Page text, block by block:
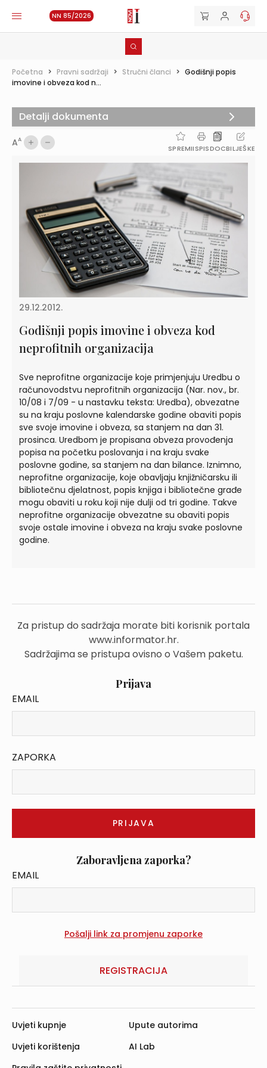
NN 85/2026
Početna > Pravni sadržaji > Stručni članci > Godišnji popis
imovine i obveza kod n...
AA
SPREMIISPISDOCBILJEŠKE
29.12.2012.
Godišnji popis imovine i obveza kod
neprofitnih organizacija
Sve neprofitne organizacije koje primjenjuju Uredbu o
računovodstvu neprofitnih organizacija (Nar. nov., br.
10/08 i 7/09 - u nastavku teksta: Uredba), obvezatne
su na kraju poslovne kalendarske godine obaviti popis
sve svoje imovine i obveza, sa stanjem na dan 31.
prosinca. Uredbom je propisana obveza provođenja
popisa na početku poslovanja i na kraju svake
poslovne godine, sa stanjem na dan bilance. Iznimno,
neprofitne organizacije, koje obavljaju knjižničarsku ili
bibliotečnu djelatnost, popis knjiga i bibliotečne građe
mogu obaviti u roku koji nije dulji od tri godine. Takve
neprofitne organizacije obvezatne su obaviti popis
svoje ostale imovine i obveza na kraju svake poslovne
godine.
Za pristup do sadržaja morate biti korisnik portala
www.informator.hr.
Sadržajima se pristupa ovisno o Vašem paketu.
Prijava
EMAIL
ZAPORKA
Zaboravljena zaporka?
EMAIL
REGISTRACIJA
Detalji dokumenta
Uvjeti kupnje
Uvjeti korištenja
Upute autorima
AI Lab